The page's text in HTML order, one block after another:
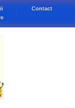
Contact